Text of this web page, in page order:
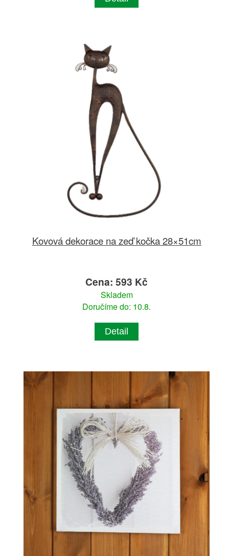
Kovová dekorace na zeď kočka 28×51cm
Cena: 593 Kč
Skladem
Doručíme do: 10.8.
Detail